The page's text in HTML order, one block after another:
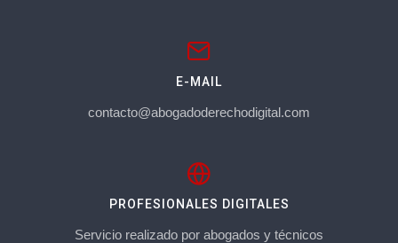
E-MAIL
contacto@abogadoderechodigital.com
PROFESIONALES DIGITALES
Servicio realizado por abogados y técnicos